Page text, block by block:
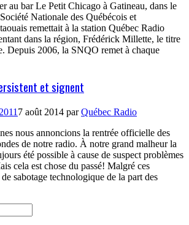
au bar Le Petit Chicago à Gatineau, dans le
Nationale des Québécois et
remettait à la station Québec Radio
dans la région, Frédérick Millette, le titre
Depuis 2006, la SNQO remet à chaque
et signent
7 août 2014 parQuébec Radio
nous annoncions la rentrée officielle des
de notre radio. À notre grand malheur la
été possible à cause de suspect problèmes
cela est chose du passé! Malgré ces
sabotage technologique de la part des